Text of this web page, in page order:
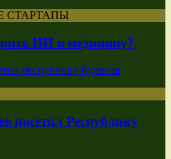
СТАРТАПЫ
ИИ в медицину?
посетил Республику